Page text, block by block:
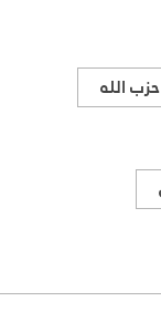
حزب الله